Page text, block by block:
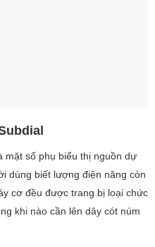
mặt số phụ biểu thị nguồn dự
dùng biết lượng điện năng còn
cơ đều được trang bị loại chức
khi nào cần lên dây cót núm